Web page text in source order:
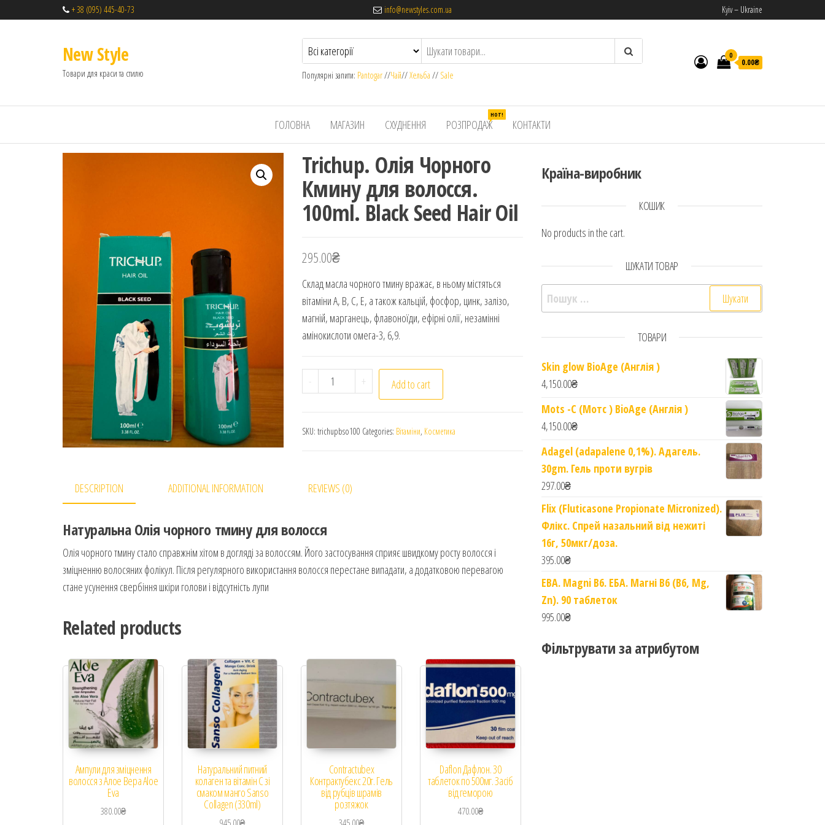
+ 38 (095) 445-40-73 info@newstyles.com.ua Kyiv – Ukraine
New Style
Товари для краси та стилю Популярні запити: Pantogar//Чай//Хельба // Sale
0
0.00₴
ГОЛОВНА МАГАЗИН СХУДНЕННЯ РОЗПРОДАЖ
HOT!
КОНТАКТИ
Trichup. Олія Чорного
Кмину для волосся.
100ml. Black Seed Hair Oil
295.00₴
Склад масла чорного тмину вражає, в ньому містяться
вітаміни А, В, С, Е, а також кальцій, фосфор, цинк, залізо,
магній, марганець, флавоноїди, ефірні олії, незамінні
амінокислоти омега-3, 6,9.
- Trichup. Олія Чорного Кмину для волосся. 100ml. Black Seed Hair Oil quantity
+ Add to cart
SKU: trichupbso100 Categories: Вітаміни, Косметика
DESCRIPTION ADDITIONAL INFORMATION REVIEWS (0)
НатуральнаОлія чорного тмину для волосся
Олія чорного тмину стало справжнім хітом в догляді за волоссям. Його застосування сприяє швидкому росту волосся і
зміцненню волосяних фолікул. Після регулярного використання волосся перестане випадати, а додатковою перевагою
стане усунення свербіння шкіри голови і відсутність лупи
Related products
Ампули для зміцнення
волосся з Алое Вера Aloe
Eva
380.00₴
Натуральний питний
колаген та вітамін C зі
смаком манго Sanso
Collagen (330ml)
Contractubex
Контрактубекс 20г. Гель
від рубців шрамів
розтяжок
Daflon Дафлон. 30
таблеток по 500мг. Засіб
від геморою
470.00₴
Країна-виробник
КОШИК
No products in the cart.
ШУКАТИ ТОВАР
Пошук:
ТОВАРИ
Skin glow BioAge (Англія )
4,150.00₴
Mots -C (Мотс ) BioAge (Англія )
4,150.00₴
Adagel (adapalene 0,1%). Адагель.
30gm. Гель проти вугрів
297.00₴
Flix (Fluticasone Propionate Micronized).
Флікс. Спрей назальний від нежиті
16г, 50мкг/доза.
395.00₴
EBA. Magni B6. ЕБА. Магні B6 (B6, Mg,
Zn). 90 таблеток
995.00₴
Фільтрувати за атрибутом